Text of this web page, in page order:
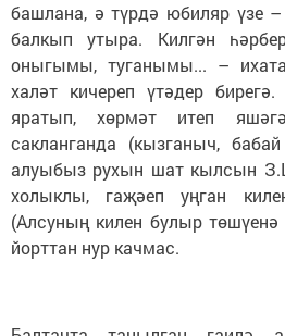
башлана, ә түрдә юбиляр үзе
балкып утыра. Килгән
оныгымы, туганымы... –
халәт кичереп үтәдер
яратып, хөрмәт итеп
сакланганда (кызганыч,
алуыбыз рухын шат кылсын
холыклы, гаҗәеп уңган
(Алсуның килен булыр
йорттан нур качмас.